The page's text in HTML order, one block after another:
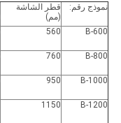
نموذج رقم:
قطر الشاشة
(مم)
B-600
560
B-800
760
B-1000
950
B-1200
1150